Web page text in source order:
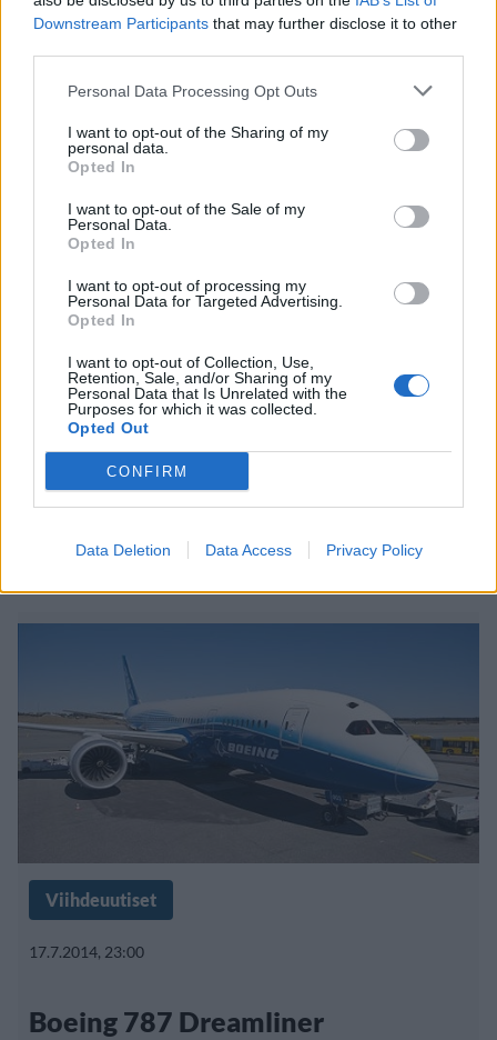
Downstream Participants that may further disclose it to other
Personal Data Processing Opt Outs
I want to opt-out of the Sharing of my
personal data.
Opted In
I want to opt-out of the Sale of my
Personal Data.
Opted In
I want to opt-out of processing my
Personal Data for Targeted Advertising.
Opted In
I want to opt-out of Collection, Use,
Retention, Sale, and/or Sharing of my
Personal Data that Is Unrelated with the
Purposes for which it was collected.
Opted Out
CONFIRM
Data Deletion Data Access Privacy Policy
tiivistettiin kolmeen minuuttiin
Viihdeuutiset
28.10.2014, 20:30
Tätä ei ole ennen nähty! Bileet
mannertenvälisellä lennolla
Viihdeuutiset
17.7.2014, 23:00
Boeing 787 Dreamliner